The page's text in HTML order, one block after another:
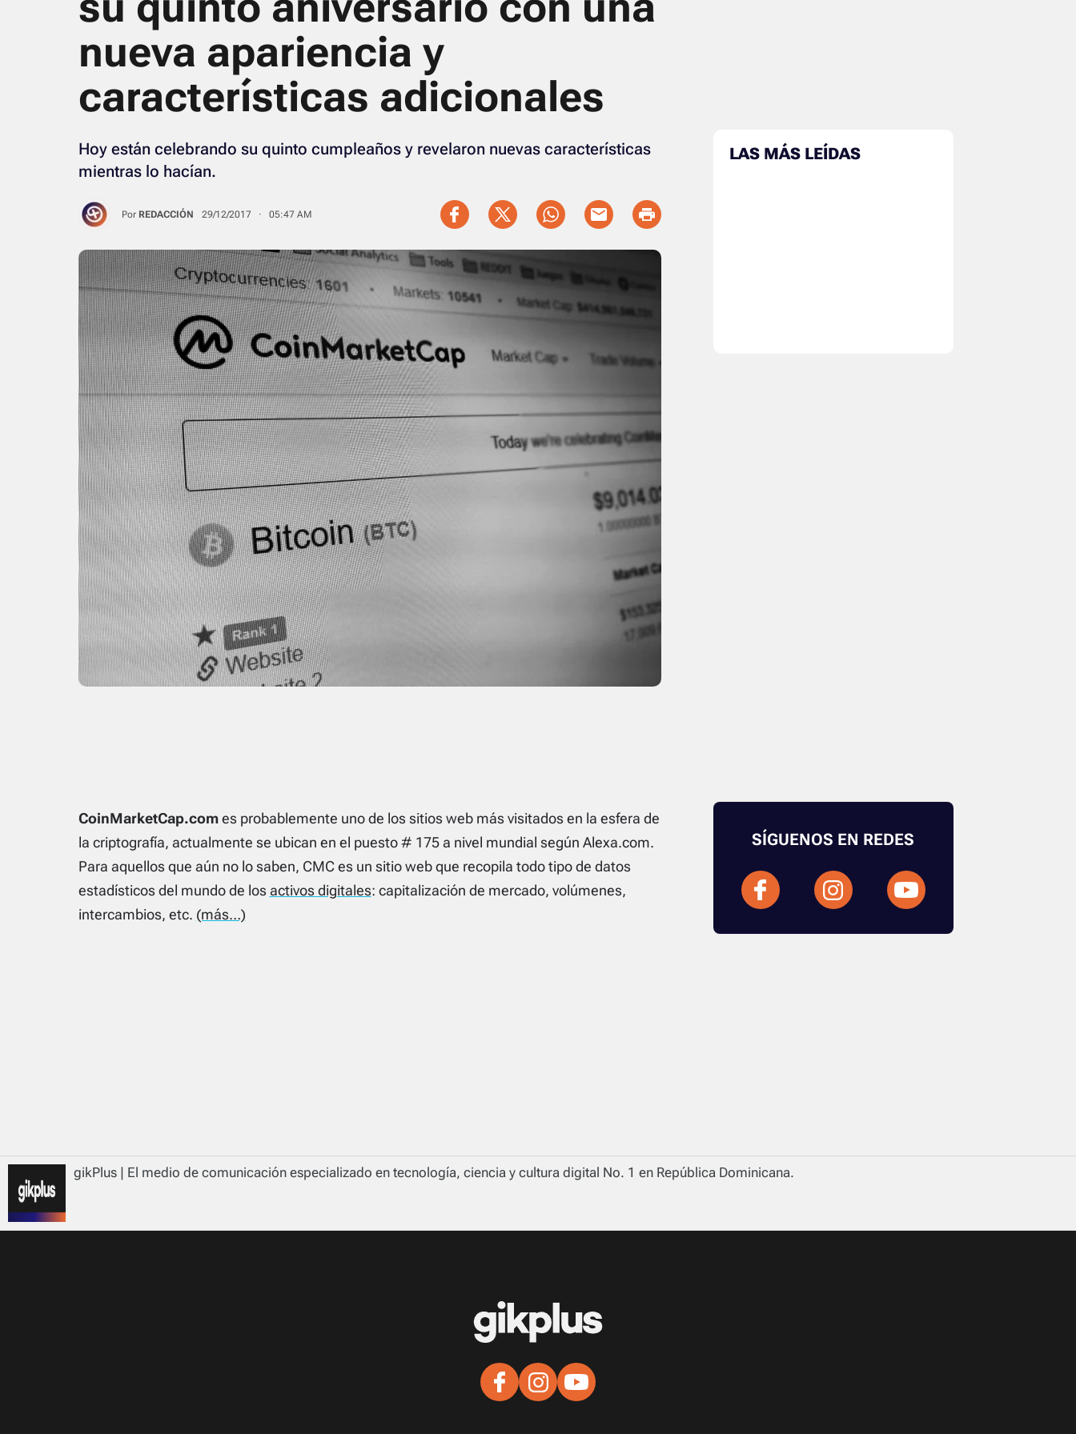
nueva apariencia y
características adicionales
Hoy están celebrando su quinto cumpleaños y revelaron nuevas características
mientras lo hacían.
Por REDACCIÓN 29/12/2017 · 05:47 AM
CoinMarketCap.comes probablemente uno de los sitios web más visitados en la esfera de
la criptografía, actualmente se ubican en el puesto # 175 a nivel mundial según Alexa.com.
Para aquellos que aún no lo saben, CMC es un sitio web que recopila todo tipo de datos
estadísticos del mundo de losactivos digitales: capitalización de mercado, volúmenes,
intercambios, etc. (más…)
LAS MÁS LEÍDAS
SÍGUENOS EN REDES
gikPlus | El medio de comunicación especializado en tecnología, ciencia y cultura digital No. 1 en República Dominicana.